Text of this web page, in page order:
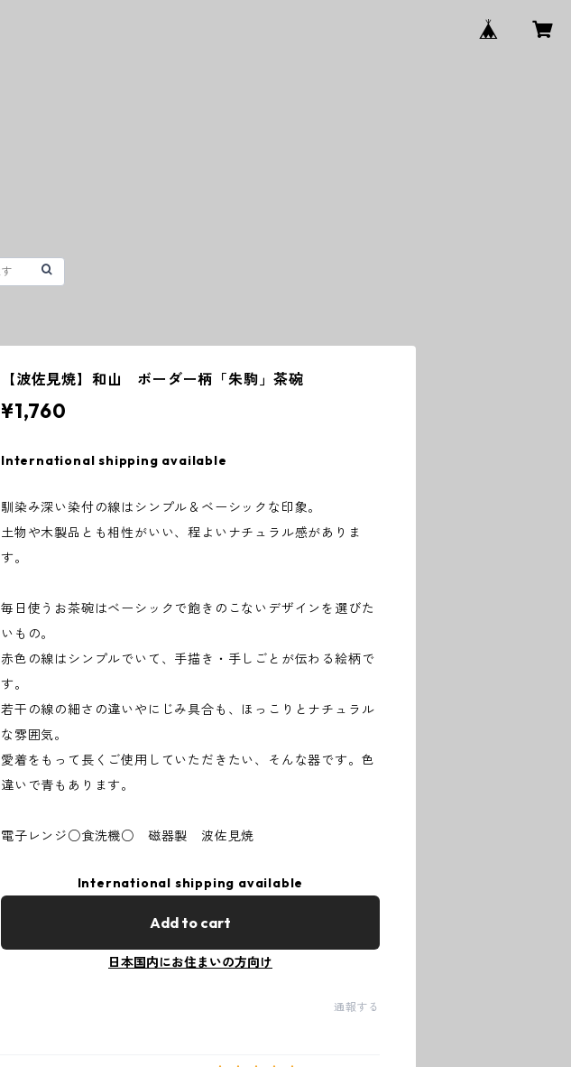
【波佐見焼】和山 ボーダー柄「朱駒」茶碗
¥1,760
International shipping available
馴染み深い染付の線はシンプル＆ベーシックな印象。
土物や木製品とも相性がいい、程よいナチュラル感がありま
す。
毎日使うお茶碗はベーシックで飽きのこないデザインを選びた
いもの。
赤色の線はシンプルでいて、手描き・手しごとが伝わる絵柄で
す。
若干の線の細さの違いやにじみ具合も、ほっこりとナチュラル
な雰囲気。
愛着をもって長くご使用していただきたい、そんな器です。色
違いで青もあります。
電子レンジ○食洗機○ 磁器製 波佐見焼
International shipping available
Add to cart
日本国内にお住まいの方向け
通報する